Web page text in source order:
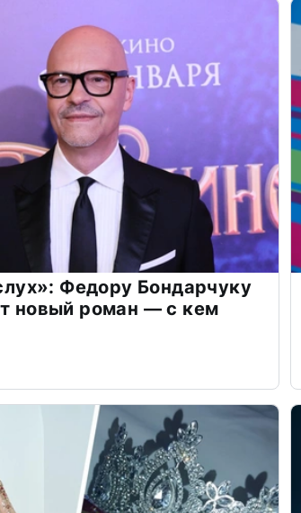
Федору Бондарчуку
новый роман — с кем